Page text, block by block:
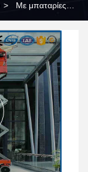
> Με μπαταρίες